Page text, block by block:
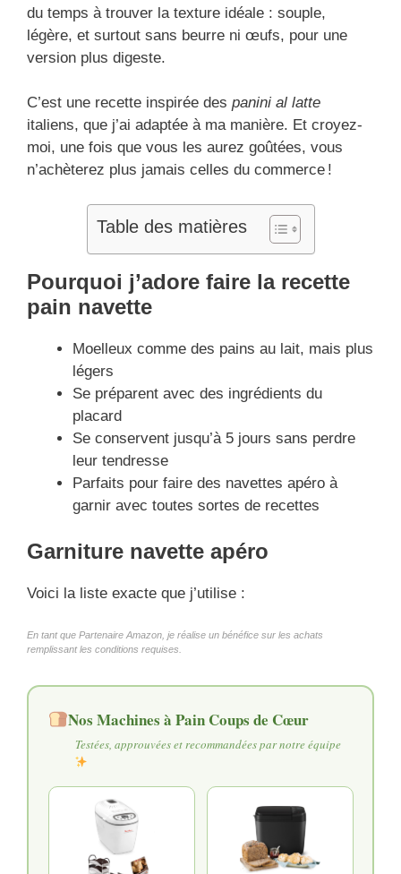
du temps à trouver la texture idéale : souple,
légère, et surtout sans beurre ni œufs, pour une
version plus digeste.
C’est une recette inspirée des panini al latte
italiens, que j’ai adaptée à ma manière. Et croyez-
moi, une fois que vous les aurez goûtées, vous
n’achèterez plus jamais celles du commerce !
Table des matières
Pourquoi j’adore faire la recette
pain navette
Moelleux comme des pains au lait, mais plus
légers
Se préparent avec des ingrédients du
placard
Se conservent jusqu’à 5 jours sans perdre
leur tendresse
Parfaits pour faire des navettes apéro à
garnir avec toutes sortes de recettes
Garniture navette apéro
Voici la liste exacte que j’utilise :
En tant que Partenaire Amazon, je réalise un bénéfice sur les achats
remplissant les conditions requises.
Nos Machines à Pain Coups de Cœur
Testées, approuvées et recommandées par notre équipe